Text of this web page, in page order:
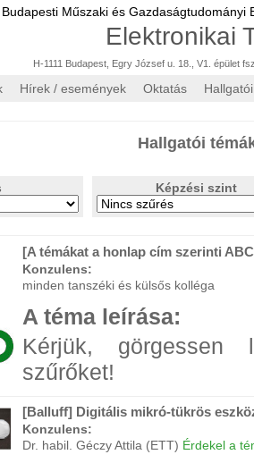
Budapesti Műszaki és Gazdaságtudományi
Elektronikai
H-1111 Budapest, Egry József u. 18., V1. épület
Hírek / események Oktatás
Hallgatói
Képzési szint
[A témákat a honlap cím szerinti
Konzulens:
minden tanszéki és külsős kolléga
A téma leírása:
Kérjük,
szűrőket!
[Balluff] Digitális mikró-tükrös
Konzulens:
Dr. habil. Géczy Attila (ETT) Érdekel a